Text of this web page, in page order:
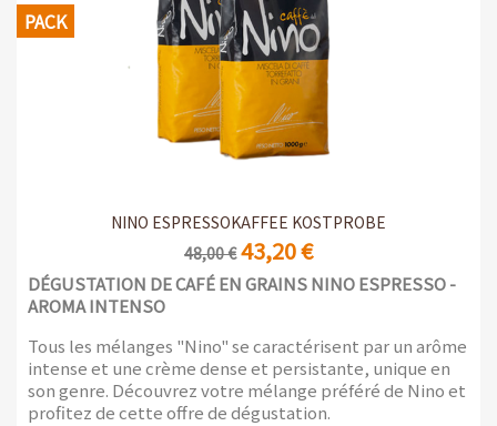
NINO ESPRESSOKAFFEE KOSTPROBE
48,00 € 43,20 €
DÉGUSTATION DE CAFÉ EN GRAINS NINO ESPRESSO -
AROMA INTENSO
Tous les mélanges "Nino" se caractérisent par un arôme
intense et une crème dense et persistante, unique en
son genre. Découvrez votre mélange préféré de Nino et
profitez de cette offre de dégustation.
PACK